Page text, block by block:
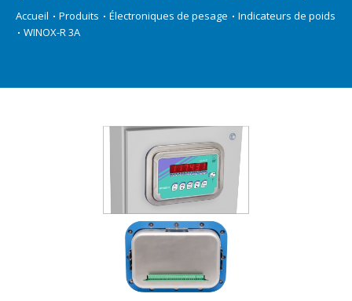
VIDÉO
Accueil Produits Électroniques de pesage
Indicateurs de poids
WINOX-R 3A